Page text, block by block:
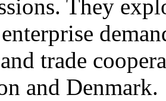
They
enterprise
trade
and Denmark.